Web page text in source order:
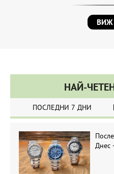
НАЙ-
ПОСЛЕДНИ 7 ДНИ
Днес